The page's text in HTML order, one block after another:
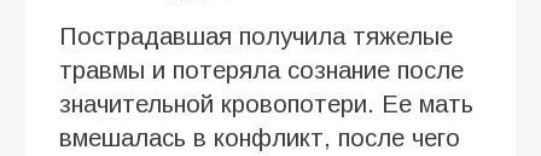
Пострадавшая получила тяжелые
травмы и потеряла сознание после
значительной кровопотери. Ее мать
вмешалась в конфликт, после чего